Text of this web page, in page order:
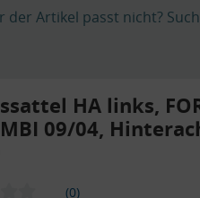
der Artikel passt nicht?
HA links,
09/04,
(0)